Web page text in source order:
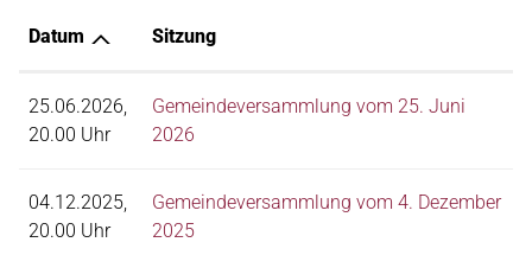
Datum Sitzung
25.06.2026,
20.00 Uhr
Gemeindeversammlung vom 25. Juni
2026
04.12.2025,
20.00 Uhr
Gemeindeversammlung vom 4. Dezember
2025